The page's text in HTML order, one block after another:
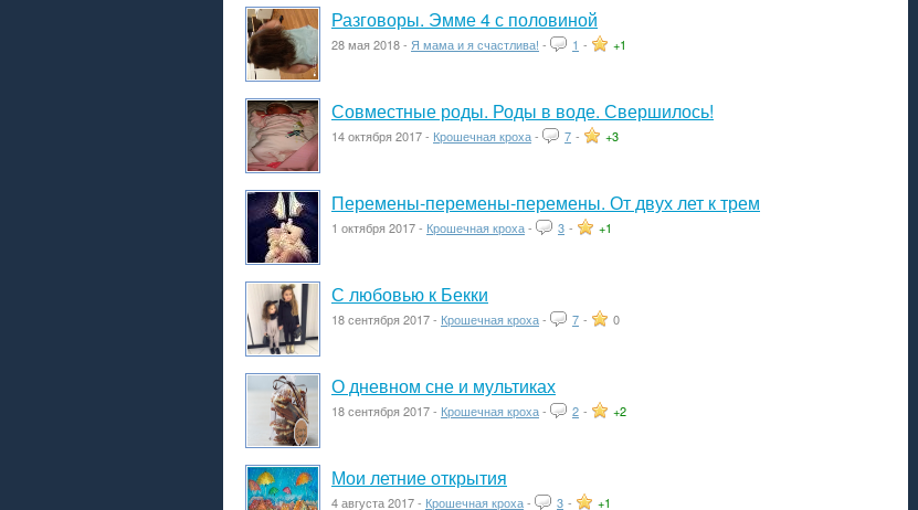
Разговоры. Эмме 4 с половиной
28 мая 2018 - Я мама и я счастлива! - 1 - +1
Совместные роды. Роды в воде. Свершилось!
14 октября 2017 - Крошечная кроха- 7 - +3
Перемены-перемены-перемены. От двух лет к трем
1 октября 2017 - Крошечная кроха- 3 - +1
С любовью к Бекки
18 сентября 2017 - Крошечная кроха- 7 - 0
О дневном сне и мультиках
18 сентября 2017 - Крошечная кроха- 2 - +2
Мои летние открытия
4 августа 2017 - Крошечная кроха- 3 - +1